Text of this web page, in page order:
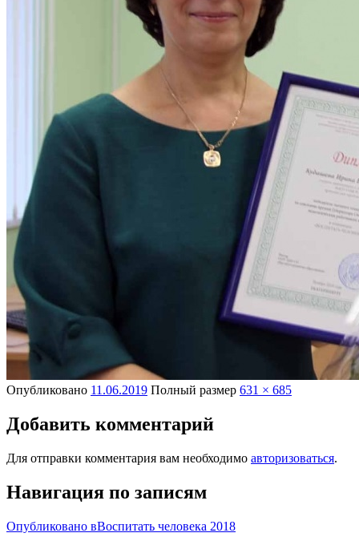
Опубликовано 11.06.2019 Полный размер 631 × 685
Добавить комментарий
Для отправки комментария вам необходимо авторизоваться.
Навигация по записям
Опубликовано вВоспитать человека 2018